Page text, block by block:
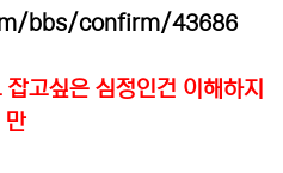
bbs/confirm/43686
고싶은 심정인건 이해하지
만